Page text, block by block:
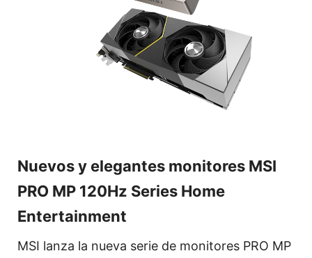
Nuevos y elegantes monitores MSI
PRO MP 120Hz Series Home
Entertainment
MSI lanza la nueva serie de monitores PRO MP